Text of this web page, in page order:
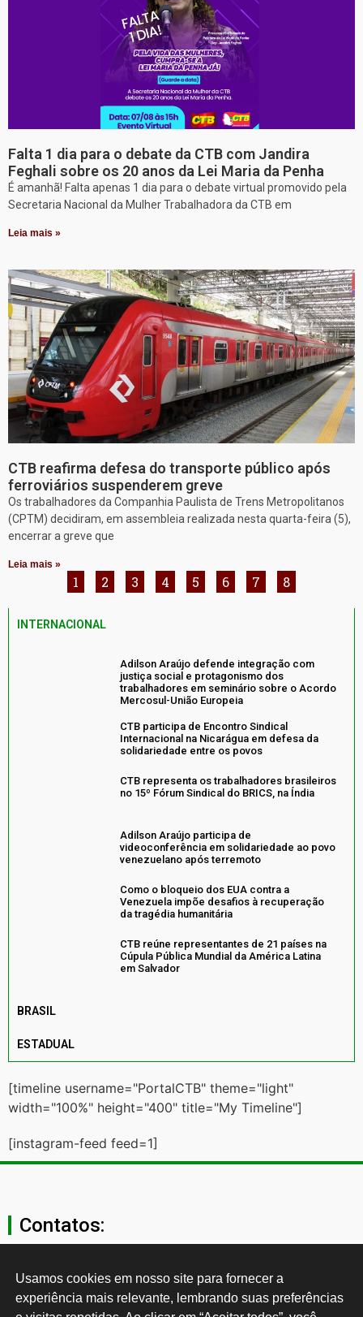
Falta 1 dia para o debate da CTB com Jandira
Feghali sobre os 20 anos da Lei Maria da Penha
É amanhã! Falta apenas 1 dia para o debate virtual promovido pela
Secretaria Nacional da Mulher Trabalhadora da CTB em
Leia mais »
CTB reafirma defesa do transporte público após
ferroviários suspenderem greve
Os trabalhadores da Companhia Paulista de Trens Metropolitanos
(CPTM) decidiram, em assembleia realizada nesta quarta-feira (5),
encerrar a greve que
Leia mais »
1 2 3 4 5 6 7 8
INTERNACIONAL
Adilson Araújo defende integração com
justiça social e protagonismo dos
trabalhadores em seminário sobre o Acordo
Mercosul-União Europeia
CTB participa de Encontro Sindical
Internacional na Nicarágua em defesa da
solidariedade entre os povos
CTB representa os trabalhadores brasileiros
no 15º Fórum Sindical do BRICS, na Índia
Adilson Araújo participa de
videoconferência em solidariedade ao povo
venezuelano após terremoto
Como o bloqueio dos EUA contra a
Venezuela impõe desafios à recuperação
da tragédia humanitária
CTB reúne representantes de 21 países na
Cúpula Pública Mundial da América Latina
em Salvador
BRASIL
ESTADUAL
[timeline username="PortalCTB" theme="light"
width="100%" height="400" title="My Timeline"]
[instagram-feed feed=1]
Contatos:
secgeral@ctb.org.br
11 3874-0040
Usamos cookies em nosso site para fornecer a
experiência mais relevante, lembrando suas preferências